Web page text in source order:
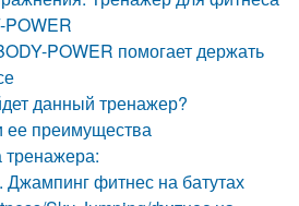
POWER
POWER помогает держать
данный тренажер?
ее преимущества
Джампинг фитнес на батутах